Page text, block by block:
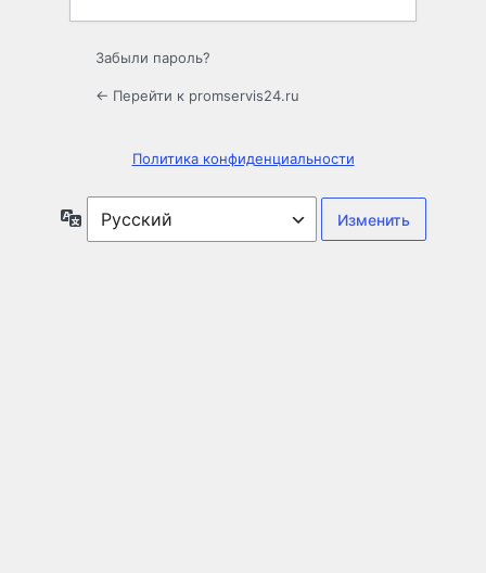
Забыли пароль?
← Перейти к promservis24.ru
Политика конфиденциальности
Язык